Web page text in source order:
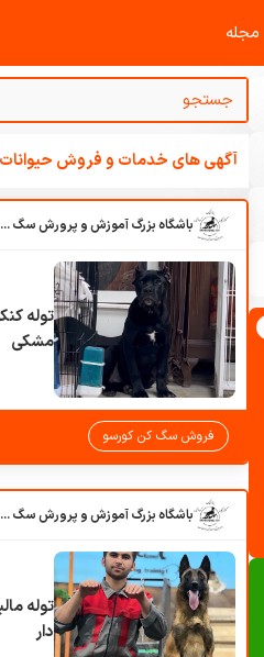
مجله‌
آگهی های خدمات و فروش حیوانات
باشگاه بزرگ آموزش و پرورش سگ کوهرج کنل
توله
مشکی
فروش سگ کن کورسو
باشگاه بزرگ آموزش و پرورش سگ کوهرج کنل
توله
دار